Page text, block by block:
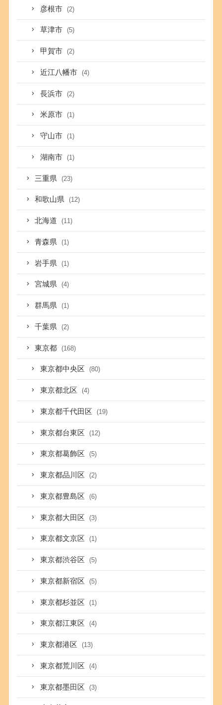
彦根市 (2)
草津市 (5)
甲賀市 (2)
近江八幡市 (4)
長浜市 (2)
米原市 (1)
守山市 (1)
湖南市 (1)
三重県 (23)
和歌山県 (12)
北海道 (11)
青森県 (1)
岩手県 (1)
宮城県 (4)
群馬県 (1)
千葉県 (2)
東京都 (168)
東京都中央区 (80)
東京都北区 (4)
東京都千代田区 (19)
東京都台東区 (12)
東京都葛飾区 (5)
東京都品川区 (2)
東京都豊島区 (6)
東京都大田区 (3)
東京都文京区 (1)
東京都渋谷区 (5)
東京都新宿区 (5)
東京都杉並区 (1)
東京都江東区 (4)
東京都港区 (13)
東京都荒川区 (4)
東京都墨田区 (3)